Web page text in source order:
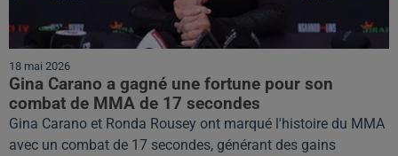
18 mai 2026
Gina Carano a gagné une fortune pour son
combat de MMA de 17 secondes
Gina Carano et Ronda Rousey ont marqué l'histoire du MMA
avec un combat de 17 secondes, générant des gains